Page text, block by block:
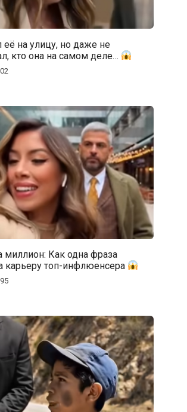
на улицу, но даже не
кто она на самом деле…
миллион: Как одна фраза
карьеру топ-инфлюенсера